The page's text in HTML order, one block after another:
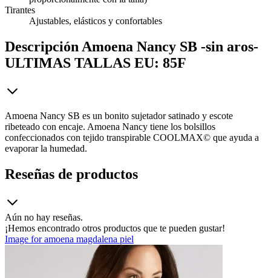
Tirantes
Ajustables, elásticos y confortables
Descripción Amoena Nancy SB -sin aros-
ULTIMAS TALLAS EU: 85F
Amoena Nancy SB es un bonito sujetador satinado y escote
ribeteado con encaje. Amoena Nancy tiene los bolsillos
confeccionados con tejido transpirable COOLMAX© que ayuda a
evaporar la humedad.
Reseñas de productos
Aún no hay reseñas.
¡Hemos encontrado otros productos que te pueden gustar!
Image for amoena magdalena piel